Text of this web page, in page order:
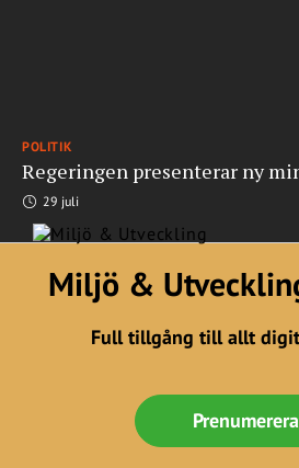
POLITIK
Regeringen presenterar ny
29 juli
Miljö &
Full tillgång till allt
Prenumerera